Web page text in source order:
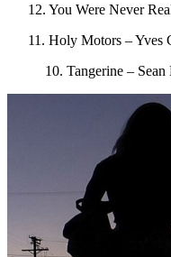
12. You Were Never
11. Holy Motors – Yves
10. Tangerine –